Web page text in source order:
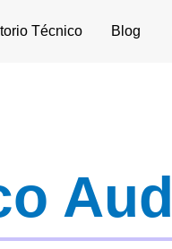
Técnico Blog